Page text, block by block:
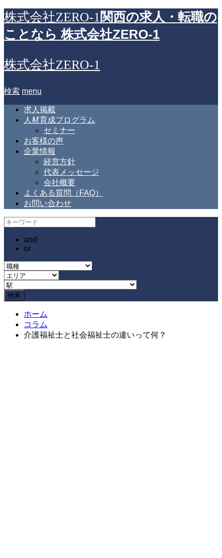
株式会社ZERO-1関西の求人・転職の
ことなら 株式会社ZERO-1
株式会社ZERO-1
検索 menu
求人掲載
人材育成プログラム
セミナー
お客様の声
企業情報
経営方針
代表メッセージ
会社概要
よくある質問（FAQ）
お問い合わせ
and
or
ホーム
コラム
介護福祉士と社会福祉士の違いって何？